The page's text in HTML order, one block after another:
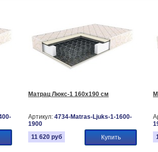
Матрац Люкс-1 160х190 см
Артикул: 4734-Matras-Ljuks-1-1600-
1900
11 620 руб Купить